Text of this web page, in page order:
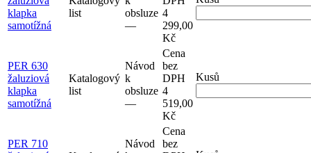
klapka
samotížná
list
obsluze
–⁠–⁠
4
299,00
Kč
PER 630
žaluziová
klapka
samotížná
Katalogový
list
Návod
k
obsluze
–⁠–⁠
Cena
bez
DPH
4
519,00
Kč
Kusů
PER 710
Návod
Cena
bez